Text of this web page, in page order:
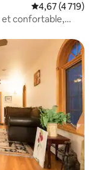
Évaluation
4,67 (4 719)
et confortable,